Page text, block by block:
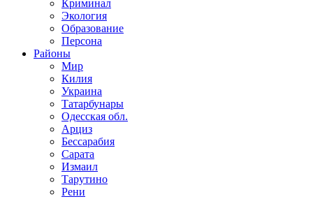
Криминал
Экология
Образование
Персона
Районы
Мир
Килия
Украина
Татарбунары
Одесская обл.
Арциз
Бессарабия
Сарата
Измаил
Тарутино
Рени